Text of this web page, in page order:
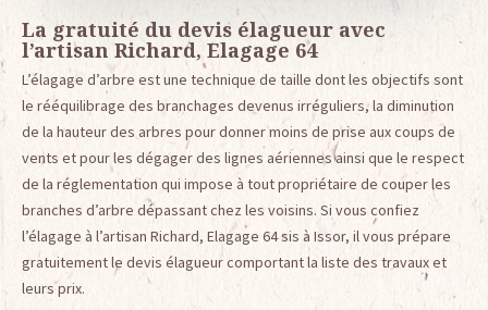
La gratuité du devis élagueur avec
l’artisan Richard, Elagage 64
L’élagage d’arbre est une technique de taille dont les objectifs sont
le rééquilibrage des branchages devenus irréguliers, la diminution
de la hauteur des arbres pour donner moins de prise aux coups de
vents et pour les dégager des lignes aériennes ainsi que le respect
de la réglementation qui impose à tout propriétaire de couper les
branches d’arbre dépassant chez les voisins. Si vous confiez
l’élagage à l’artisan Richard, Elagage 64 sis à Issor, il vous prépare
gratuitement le devis élagueur comportant la liste des travaux et
leurs prix.